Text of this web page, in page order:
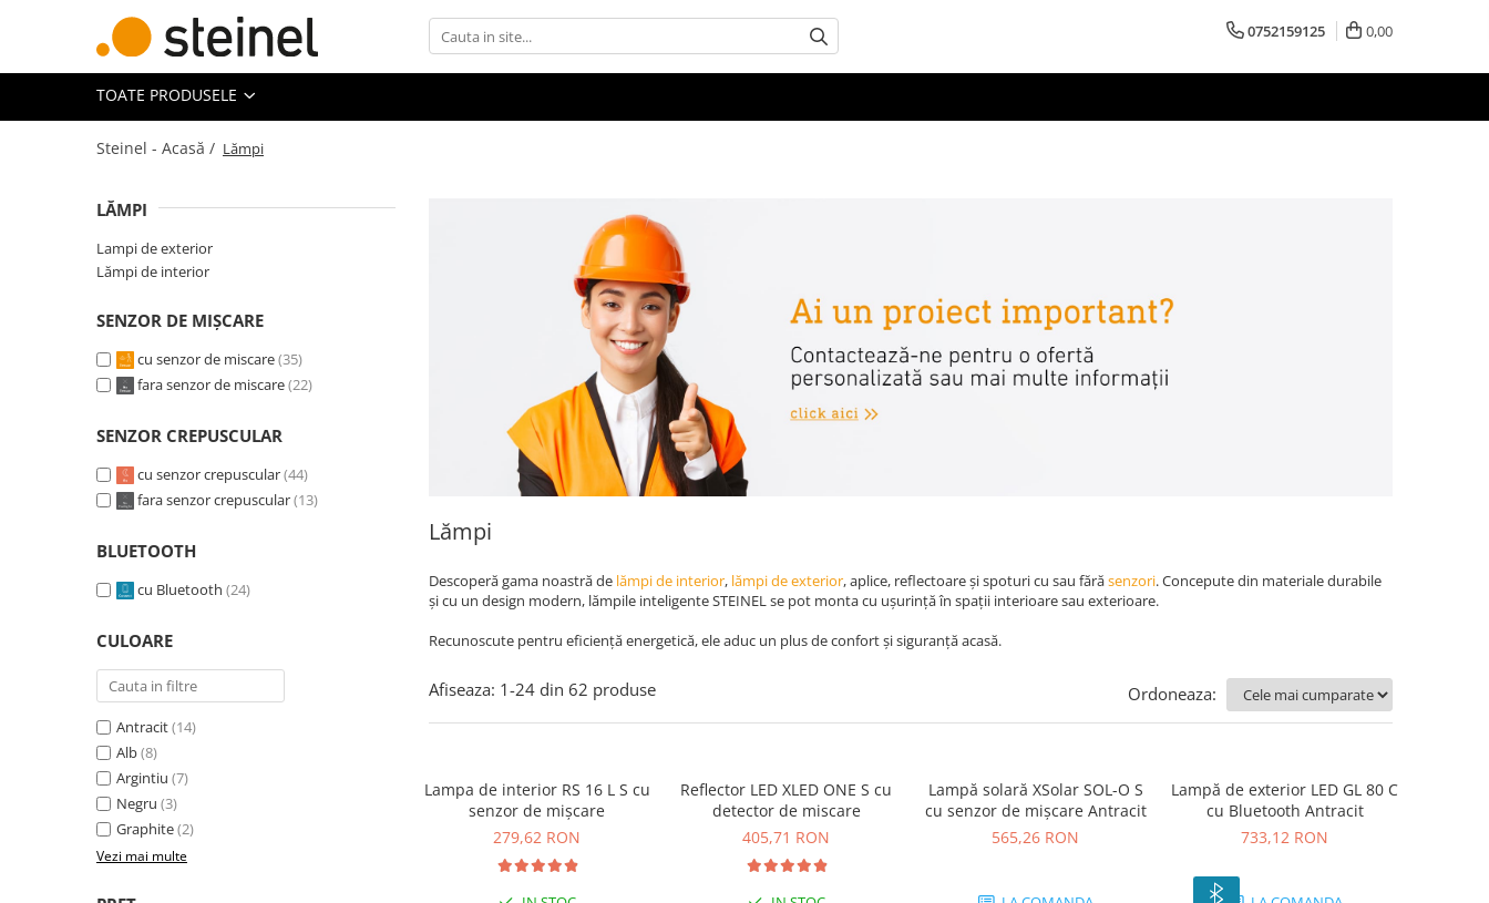
Toate Produsele
Lămpi
Lampi de exterior
Lampi RGB - 24V
Lămpi cu cameră
Reflectoare
Seria Cube
Senzori crepusculari
Pistoale de lipit si accesorii
Pistoale de lipit
Batoane de lipit
0752159125 0,00
TOATE PRODUSELE
Steinel - Acasă / Lămpi
Lămpi
Descoperă gama noastră de lămpi de interior, lămpi de exterior, aplice, reflectoare și spoturi cu sau fărăsenzori. Concepute din materiale durabile
și cu un design modern, lămpile inteligente STEINEL se pot monta cu ușurință în spații interioare sau exterioare.
Recunoscute pentru eficiență energetică, ele aduc un plus de confort și siguranță acasă.
LĂMPI
Lampi de exterior
Lămpi de interior
SENZOR DE MIȘCARE
cu senzor de miscare(35)
fara senzor de miscare(22)
SENZOR CREPUSCULAR
cu senzor crepuscular(44)
fara senzor crepuscular(13)
BLUETOOTH
cu Bluetooth (24)
CULOARE
Antracit(14)
Alb(8)
Argintiu (7)
Negru (3)
Graphite(2)
Vezi mai multe
Afiseaza: 1-24 din 62 produse Ordoneaza:
Lampa de interior RS 16 L S cu
senzor de mișcare
279,62 RON
Reflector LED XLED ONE S cu
detector de miscare
405,71 RON
Lampă solară XSolar SOL-O S
cu senzor de mișcare Antracit
565,26 RON
Lampă de exterior LED GL 80 C
cu Bluetooth Antracit
733,12 RON